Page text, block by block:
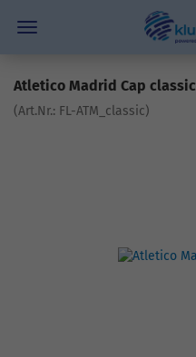
Atletico Madrid Cap classic
(Art.Nr.: FL-ATM_classic)